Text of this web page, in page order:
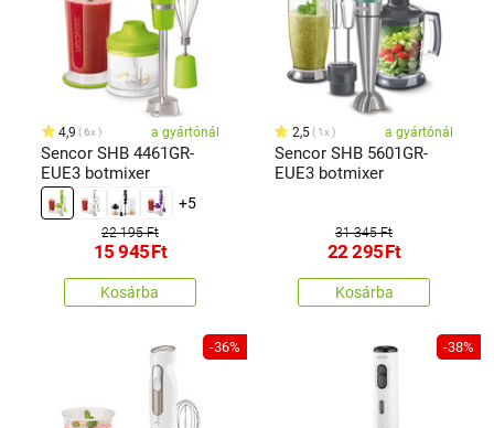
4,9 6x a gyártónál
Sencor SHB 4461GR-
EUE3 botmixer
+5
22 195 Ft
15 945Ft
Kosárba
2,5 1x a gyártónál
Sencor SHB 5601GR-
EUE3 botmixer
31 345 Ft
22 295Ft
Kosárba
-36% -38%